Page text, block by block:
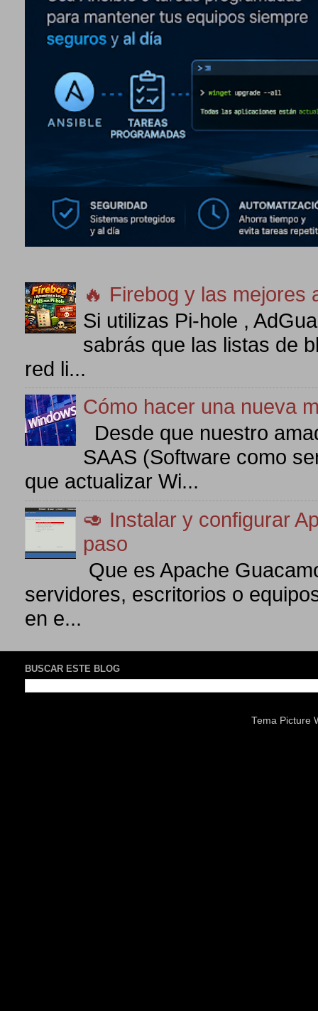
🔥 Firebog y las mejores
Si utilizas Pi-hole ,
sabrás que las listas de
red li...
Cómo hacer una nueva
Desde que nuestro
SAAS (Software como
que actualizar Wi...
🥑 Instalar y configurar
paso
Que es Apache
servidores, escritorios o
en e...
BUSCAR ESTE BLOG
Tema Picture